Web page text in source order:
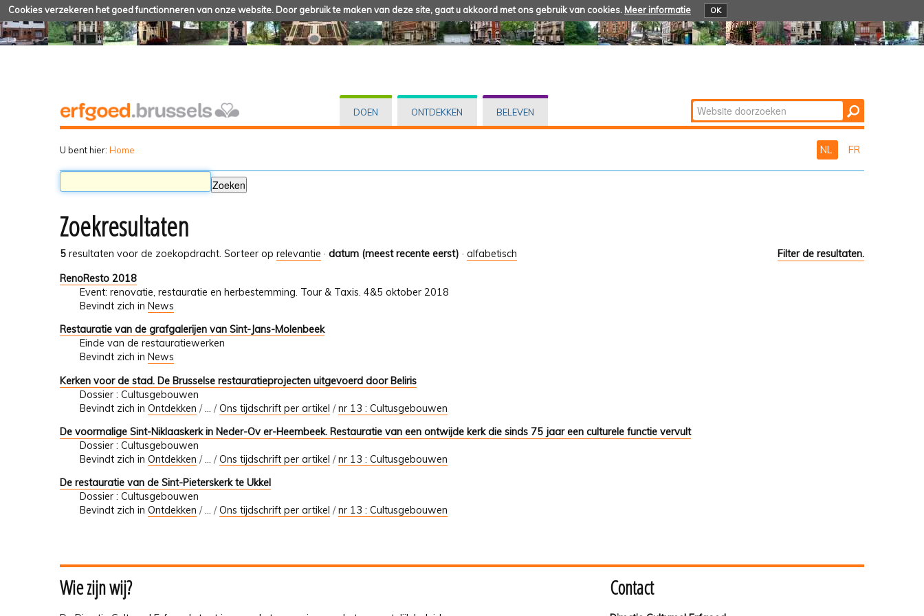
Cookies verzekeren het goed functionneren van onze website. Door gebruik te maken van deze site, gaat u akkoord met ons gebruik van cookies. Meer informatie OK
DOEN ONTDEKKEN BELEVEN Zoek
Geavanceerd
U bent hier: Home NL FR
Zoekresultaten
5 resultaten voor de zoekopdracht. Filter de resultaten.
Sorteer op relevantie · datum (meest recente eerst) · alfabetisch
RenoResto 2018
Event: renovatie, restauratie en herbestemming. Tour & Taxis. 4&5 oktober 2018
Bevindt zich in News
Restauratie van de grafgalerijen van Sint-Jans-Molenbeek
Einde van de restauratiewerken
Bevindt zich in News
Kerken voor de stad. De Brusselse restauratieprojecten uitgevoerd door Beliris
Dossier : Cultusgebouwen
Bevindt zich in Ontdekken / /Ons tijdschrift per artikel /nr 13 : Cultusgebouwen
De voormalige Sint-Niklaaskerk in Neder-Ov er-Heembeek. Restauratie van een ontwijde kerk die sinds 75 jaar een culturele functie vervult
Dossier : Cultusgebouwen
Bevindt zich in Ontdekken /… /Ons tijdschrift per artikel /nr 13 : Cultusgebouwen
De restauratie van de Sint-Pieterskerk te Ukkel
Dossier : Cultusgebouwen
Bevindt zich in Ontdekken /… /Ons tijdschrift per artikel /nr 13 : Cultusgebouwen
Wie zijn wij? Contact